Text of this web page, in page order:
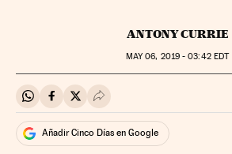
ANTONY CURRIE
MAY06, 2019 - 03:42EDT
Compartir en Whatsapp
Compartir en Facebook
Compartir en Twitter
Desplegar Redes Sociales
Añadir Cinco Días en Google